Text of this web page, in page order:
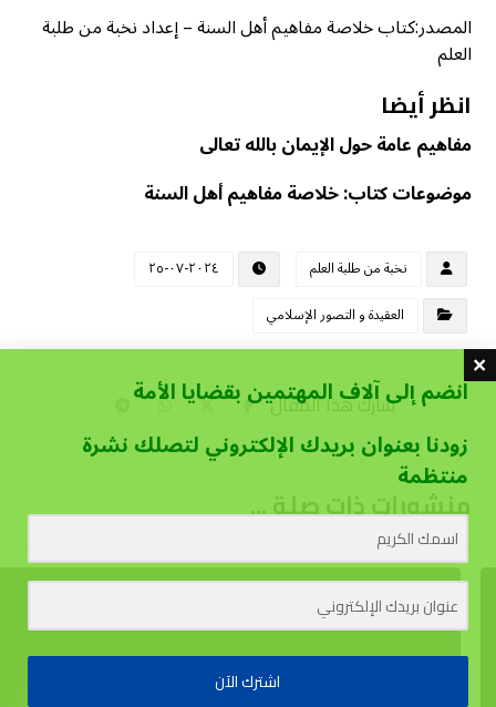
المصدر:كتاب خلاصة مفاهيم أهل السنة – إعداد نخبة من طلبة
العلم
انظر أيضا
مفاهيم عامة حول الإيمان بالله تعالى
موضوعات كتاب: خلاصة مفاهيم أهل السنة
نخبة من طلبة العلم
٢٠٢٤-٠٧-٢٥
العقيدة و التصور الإسلامي
منشورات ذات صلة ...
انضم إلى آلاف المهتمين بقضايا الأمة
زودنا بعنوان بريدك الإلكتروني لتصلك نشرة
منتظمة
اشترك الآن